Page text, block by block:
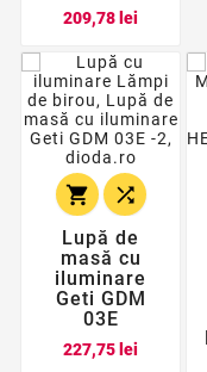
209,78 lei
 
Lupă de
masă cu
iluminare
Geti GDM
03E
227,75 lei